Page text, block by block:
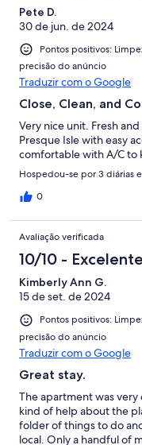
Pete D.
30 de jun. de 2024
Pontos positivos:
precisão do anúncio
Traduzir com o Google
Close, Clean, and
Very nice unit. Fresh
Presque Isle with easy
comfortable with A/C to
Hospedou-se por 3 diárias
0
Avaliação verificada
10/10 - Excelente
Kimberly Ann G.
15 de set. de 2024
Pontos positivos:
precisão do anúncio
Traduzir com o Google
Great stay.
The apartment was
kind of help about the
folder of things to do
local. Only a handful of